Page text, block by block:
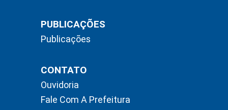
PUBLICAÇÕES
Publicações
CONTATO
Ouvidoria
Fale Com A Prefeitura